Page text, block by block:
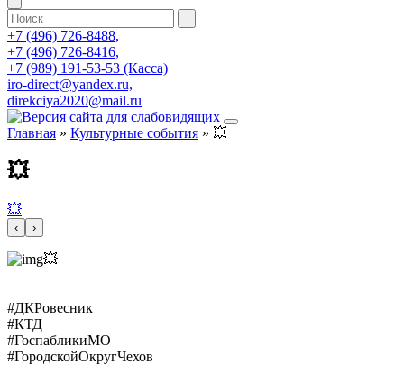
+7 (496) 726-8488,
+7 (496) 726-8416,
+7 (989) 191-53-53 (Касса)
iro-direct@yandex.ru,
direkciya2020@mail.ru
Главная » Культурные события » 💥
💥
💥
‹ ›
💥
#ДКРовесник
#КТД
#ГоспабликиМО
#ГородскойОкругЧехов